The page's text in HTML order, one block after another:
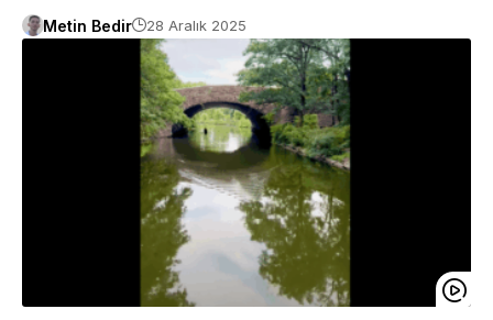
Metin Bedir 28 Aralık 2025